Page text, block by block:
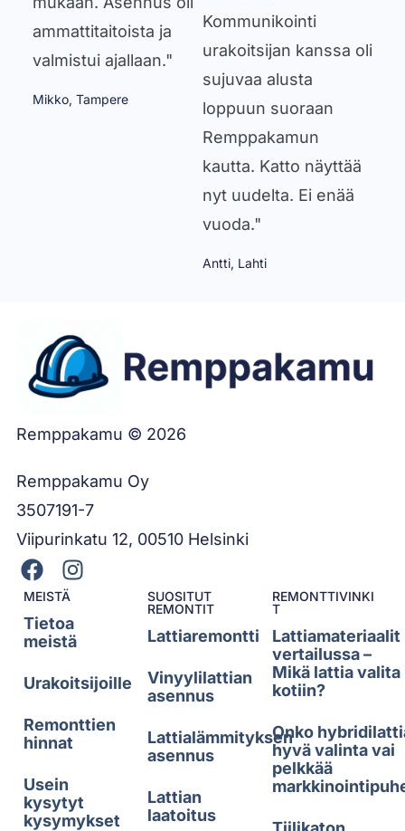
ammattitaitoista ja
valmistui ajallaan."
Mikko, Tampere
Kommunikointi
urakoitsijan kanssa oli
sujuvaa alusta
loppuun suoraan
Remppakamun
kautta. Katto näyttää
nyt uudelta. Ei enää
vuoda."
Antti, Lahti
Remppakamu © 2026
Remppakamu Oy
3507191-7
Viipurinkatu 12, 00510 Helsinki
MEISTÄ
Tietoa
meistä
Urakoitsijoille
Remonttien
hinnat
Usein
kysytyt
kysymykset
SUOSITUT
REMONTIT
Lattiaremontti
Vinyylilattian
asennus
Lattialämmityksen
asennus
Lattian
laatoitus
REMONTTIVINKI
T
Lattiamateriaalit
vertailussa –
Mikä lattia valita
kotiin?
Onko
hyvä valinta vai
pelkkää